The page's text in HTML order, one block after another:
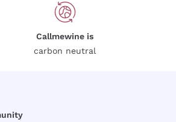
Callmewine is
carbon neutral